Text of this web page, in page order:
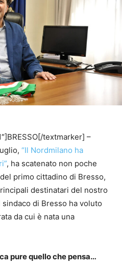
textmarker] –
“Il Nordmilano ha
, ha scatenato non poche
primo cittadino di Bresso,
destinatari del nostro
sindaco di Bresso ha voluto
da cui è nata una
pure quello che pensa…